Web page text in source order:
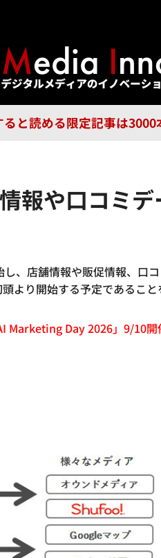
と読める限定記事は3000
広告 企業
報や口コミ
、店舗情報や販促情報、口
より開始する予定であるこ
Marketing Day 2026」9/10開